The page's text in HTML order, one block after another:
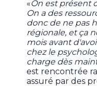
«On est présent
On a des
donc de ne pas
régionale, et ça
mois avant
chez le
charge dès
est rencontrée
assuré par des